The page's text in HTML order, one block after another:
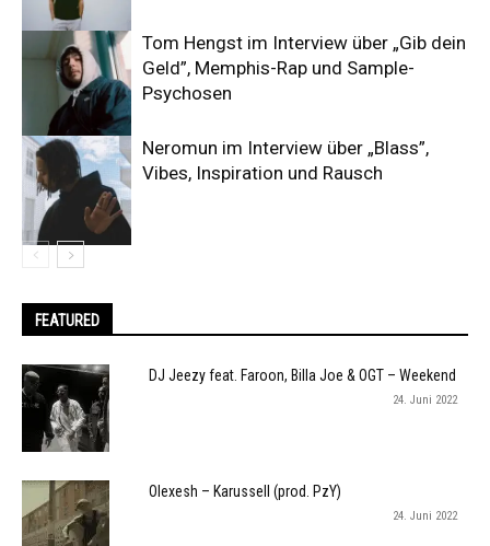
Tom Hengst im Interview über „Gib dein
Geld”, Memphis-Rap und Sample-
Psychosen
Neromun im Interview über „Blass”,
Vibes, Inspiration und Rausch
FEATURED
DJ Jeezy feat. Faroon, Billa Joe & OGT – Weekend
24. Juni 2022
Olexesh – Karussell (prod. PzY)
24. Juni 2022